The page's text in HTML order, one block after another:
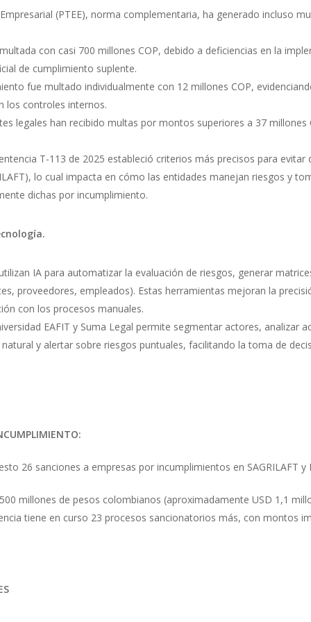
(PTEE), norma complementaria, ha generado incluso
con casi 700 millones COP, debido a deficiencias en la
de cumplimiento suplente.
fue multado individualmente con 12 millones COP,
los controles internos.
legales han recibido multas por montos superiores a 37
T-113 de 2025 estableció criterios más precisos para
lo cual impacta en cómo las entidades manejan riesgos y
dichas por incumplimiento.
IA para automatizar la evaluación de riesgos, generar
proveedores, empleados). Estas herramientas mejoran la
con los procesos manuales.
EAFIT y Suma Legal permite segmentar actores, analizar
y alertar sobre riesgos puntuales, facilitando la toma de
26 sanciones a empresas por incumplimientos en SAGRILAFT y
millones de pesos colombianos (aproximadamente USD 1,1
tiene en curso 23 procesos sancionatorios más, con montos